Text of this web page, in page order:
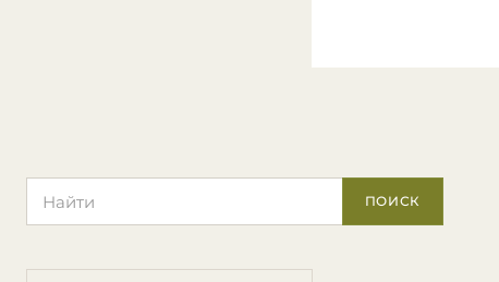
ПОИСК